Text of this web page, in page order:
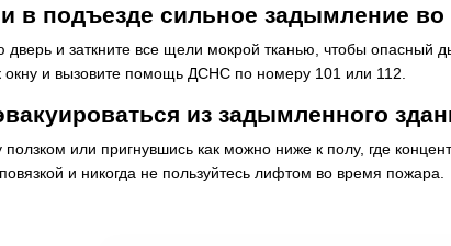
в подъезде сильное задымление
дверь и заткните все щели мокрой тканью, чтобы опасный
и вызовите помощь ДСНС по номеру 101 или 112.
из задымленного
ползком или пригнувшись как можно ниже к полу, где
и никогда не пользуйтесь лифтом во время пожара.